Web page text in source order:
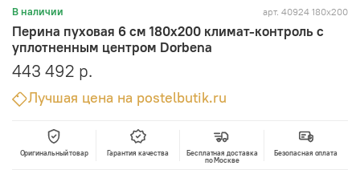
В наличии арт. 40924 180x200
Перина пуховая 6 см 180x200 климат-контроль с
уплотненным центром Dorbena
443 492 р.
Лучшая цена на postelbutik.ru
Оригинальный товар Гарантия качества
Бесплатная доставка
по Москве
Безопасная оплата